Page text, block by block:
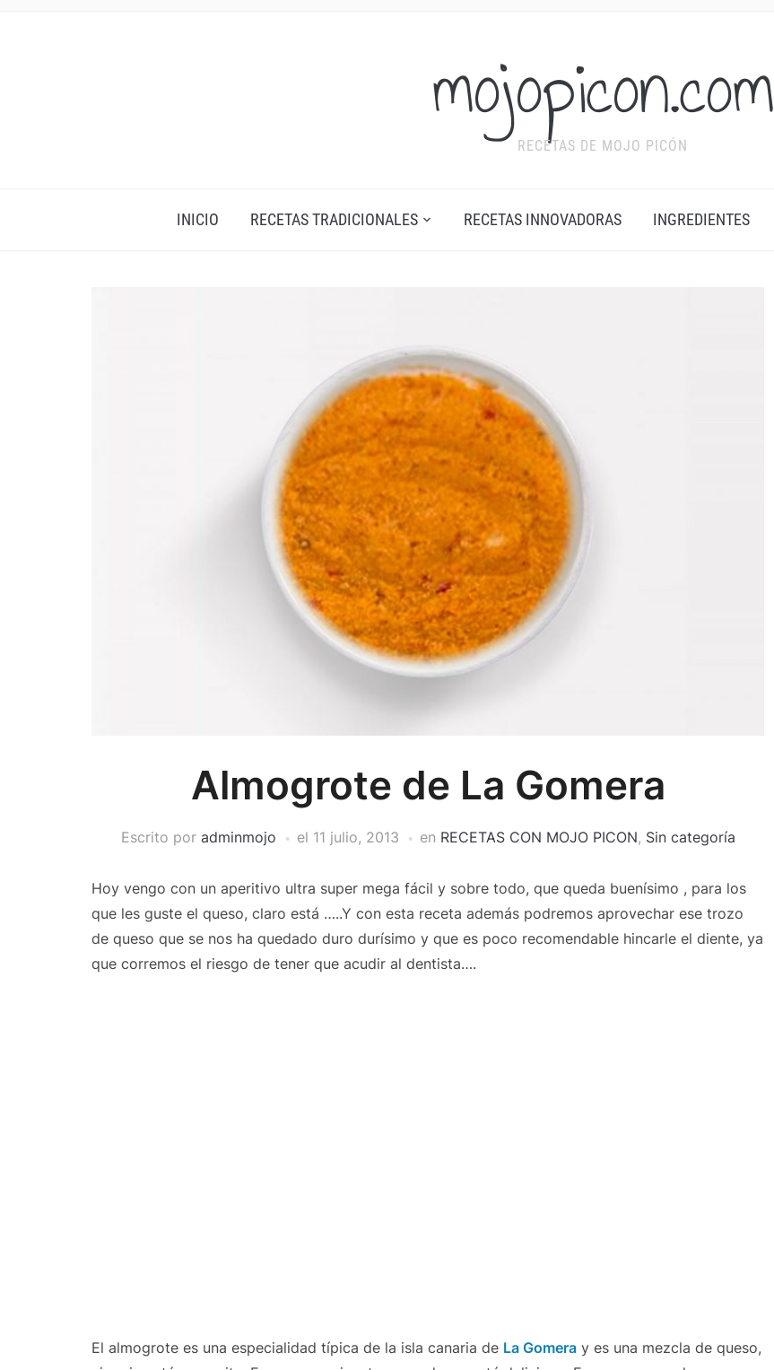
mojopicon.com
RECETAS DE MOJO PICÓN
INICIO RECETAS TRADICIONALES RECETAS INNOVADORAS INGREDIENTES
Almogrote de La Gomera
Escrito por adminmojo el 11 julio, 2013 en RECETAS CON MOJO PICON, Sin categoría
Hoy vengo con un aperitivo ultra super mega fácil y sobre todo, que queda buenísimo , para los
que les guste el queso, claro está …..Y con esta receta además podremos aprovechar ese trozo
de queso que se nos ha quedado duro durísimo y que es poco recomendable hincarle el diente, ya
que corremos el riesgo de tener que acudir al dentista….
El almogrote es una especialidad típica de la isla canaria de La Gomera y es una mezcla de queso,